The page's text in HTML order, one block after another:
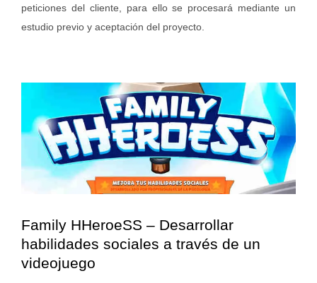
peticiones del cliente, para ello se procesará mediante un
estudio previo y aceptación del proyecto.
Family HHeroeSS – Desarrollar
habilidades sociales a través de un
videojuego